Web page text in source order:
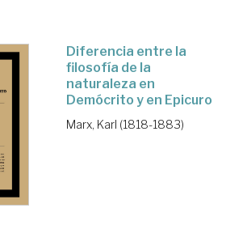
Diferencia entre la
filosofía de la
naturaleza en
Demócrito y en Epicuro
Marx, Karl (1818-1883)